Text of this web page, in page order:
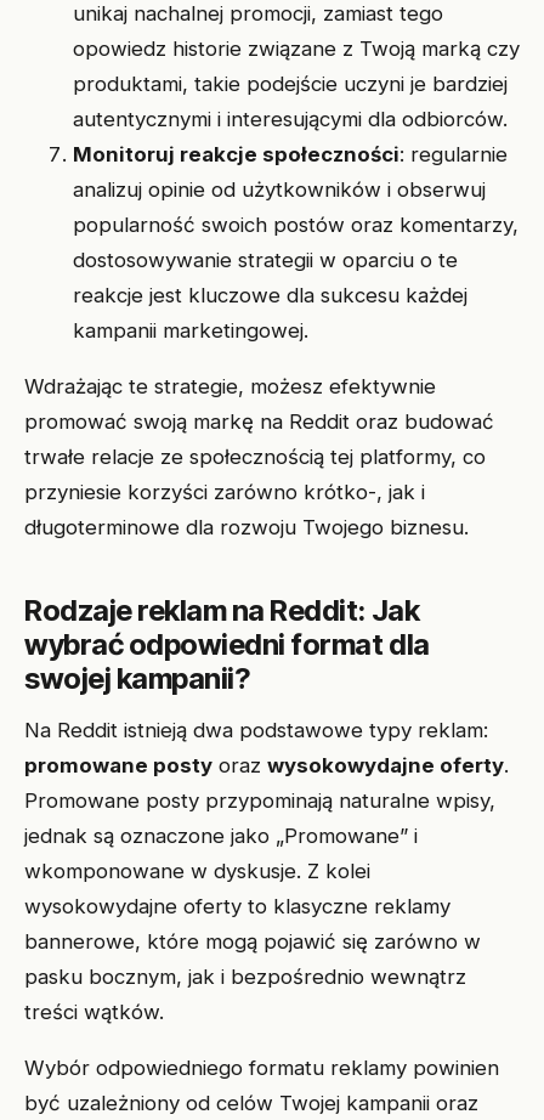
unikaj nachalnej promocji, zamiast tego
opowiedz historie związane z Twoją marką czy
produktami, takie podejście uczyni je bardziej
autentycznymi i interesującymi dla odbiorców.
Monitoruj reakcje społeczności: regularnie
analizuj opinie od użytkowników i obserwuj
popularność swoich postów oraz komentarzy,
dostosowywanie strategii w oparciu o te
reakcje jest kluczowe dla sukcesu każdej
kampanii marketingowej.
Wdrażając te strategie, możesz efektywnie
promować swoją markę na Reddit oraz budować
trwałe relacje ze społecznością tej platformy, co
przyniesie korzyści zarówno krótko-, jak i
długoterminowe dla rozwoju Twojego biznesu.
Rodzaje reklam na Reddit: Jak
wybrać odpowiedni format dla
swojej kampanii?
Na Reddit istnieją dwa podstawowe typy reklam:
promowane posty oraz wysokowydajne oferty.
Promowane posty przypominają naturalne wpisy,
jednak są oznaczone jako „Promowane” i
wkomponowane w dyskusje. Z kolei
wysokowydajne oferty to klasyczne reklamy
bannerowe, które mogą pojawić się zarówno w
pasku bocznym, jak i bezpośrednio wewnątrz
treści wątków.
Wybór odpowiedniego formatu reklamy powinien
być uzależniony od celów Twojej kampanii oraz